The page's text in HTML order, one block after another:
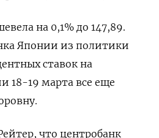
на 0,1%​ до 147,89.
Японии из политики
ставок на
18-19 марта все еще
что центробанк